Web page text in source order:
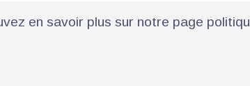
en savoir plus sur notre page